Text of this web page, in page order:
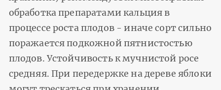
обработка препаратами кальция в
процессе роста плодов - иначе сорт сильно
поражается подкожной пятнистостью
плодов. Устойчивость к мучнистой росе
средняя. При передержке на дереве яблоки